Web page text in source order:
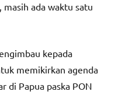
ada waktu satu
kepada
memikirkan agenda
di Papua paska PON